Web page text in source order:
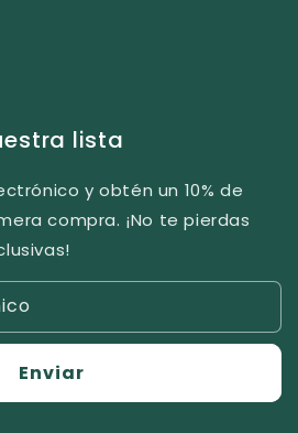
lista
y obtén un 10% de
compra. ¡No te pierdas
Enviar